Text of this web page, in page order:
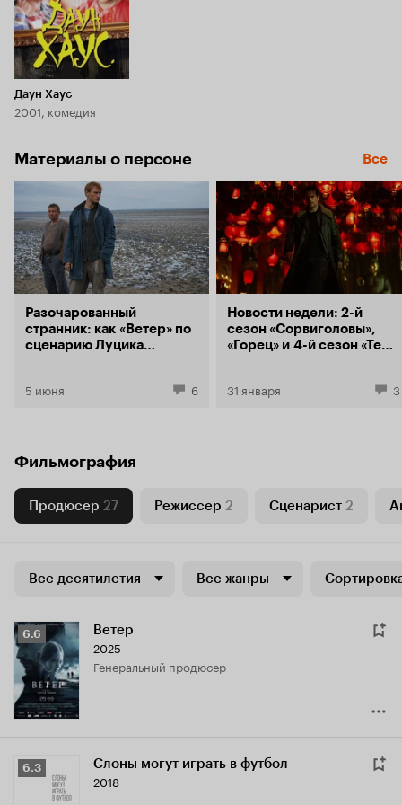
Даун Хаус
2001, комедия
Материалы о персоне Все
Разочарованный
странник: как «Ветер» по
сценарию Луцика
критике
5 июня 6
Новости недели: 2-й
сезон «Сорвиголовы»,
«Горец» и 4-й сезон «Теда
31 января 3
Фильмография
Продюсер 27 Режиссер 2 Сценарист 2
Все десятилетия Все жанры
Рейтинг
Кинопоиска
6.6
6.6 Ветер
2025
генеральный продюсер
Рейтинг
Кинопоиска
6.3 Слоны могут играть в футбол
2018